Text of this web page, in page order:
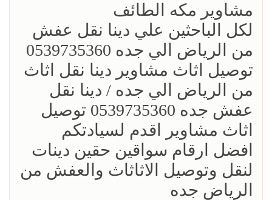
مشاوير مكه الطائف
لكل الباحثين علي دينا نقل عفش
من الرياض الي جده 0539735360
توصيل اثاث مشاوير دينا نقل اثاث
من الرياض الي جده / دينا نقل
عفش جده 0539735360 توصيل
اثاث مشاوير اقدم لسيادتكم
افضل ارقام سواقين حقين دينات
لنقل وتوصيل الاثاثاث والعفش من
الرياض جده